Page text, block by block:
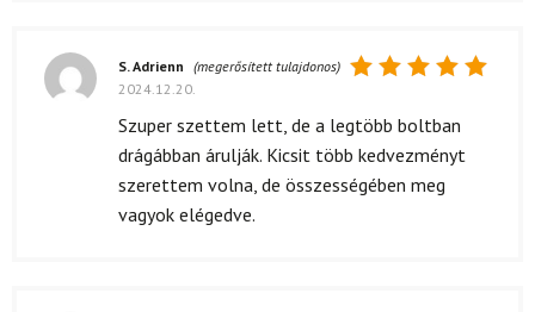
5/ 5
S. Adrienn (megerősített tulajdonos)
2024.12.20.
Szuper szettem lett, de a legtöbb boltban
drágábban árulják. Kicsit több kedvezményt
szerettem volna, de összességében meg
vagyok elégedve.